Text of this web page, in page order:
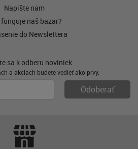
Napíšte nám
funguje náš bazár?
do Newslettera
sa k odberu noviniek
a akciách budete vedieť ako prvý.